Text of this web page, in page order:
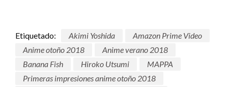
Etiquetado: Akimi Yoshida
Amazon Prime Video
Anime otoño 2018
Anime verano 2018
Banana Fish
Hiroko Utsumi
MAPPA
Primeras impresiones anime otoño 2018